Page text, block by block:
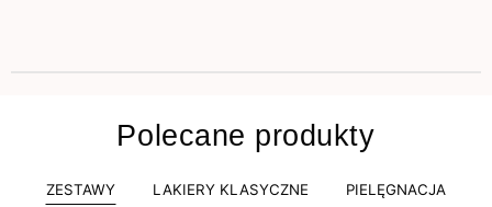
Polecane produkty
ZESTAWY LAKIERY KLASYCZNE PIELĘGNACJA